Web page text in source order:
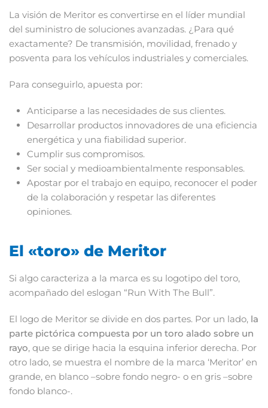
La visión de Meritor es convertirse en el líder mundial
del suministro de soluciones avanzadas. ¿Para qué
exactamente? De transmisión, movilidad, frenado y
posventa para los vehículos industriales y comerciales.
Para conseguirlo, apuesta por:
Anticiparse a las necesidades de sus clientes.
Desarrollar productos innovadores de una eficiencia
energética y una fiabilidad superior.
Cumplir sus compromisos.
Ser social y medioambientalmente responsables.
Apostar por el trabajo en equipo, reconocer el poder
de la colaboración y respetar las diferentes
opiniones.
El «toro» de Meritor
Si algo caracteriza a la marca es su logotipo del toro,
acompañado del eslogan “Run With The Bull”.
El logo de Meritor se divide en dos partes. Por un lado, la
parte pictórica compuesta por un toro alado sobre un
rayo, que se dirige hacia la esquina inferior derecha. Por
otro lado, se muestra el nombre de la marca ‘Meritor’ en
grande, en blanco –sobre fondo negro- o en gris –sobre
fondo blanco-.